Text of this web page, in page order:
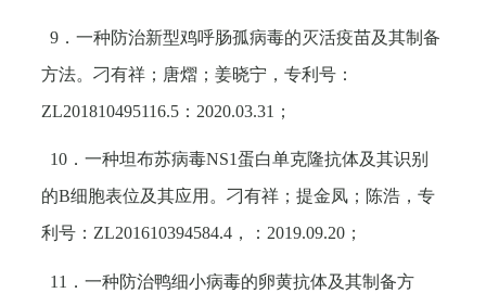
9．一种防治新型鸡呼肠孤病毒的灭活疫苗及其制备
方法。刁有祥；唐熠；姜晓宁，专利号：
ZL201810495116.5： 2020.03.31 ；
10．一种坦布苏病毒NS1蛋白单克隆抗体及其识别
的B细胞表位及其应用。刁有祥；提金凤；陈浩，专
利号： ZL201610394584.4，： 2019.09.20；
11 ．一种防治鸭细小病毒的卵黄抗体及其制备方